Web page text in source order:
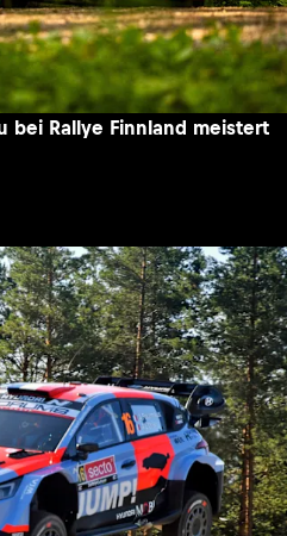
bei Rallye Finnland meistert